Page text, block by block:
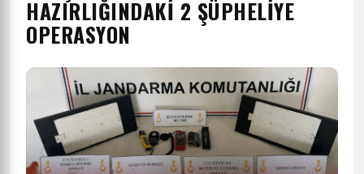
HAZIRLIĞINDAKİ 2 ŞÜPHELİYE
OPERASYON